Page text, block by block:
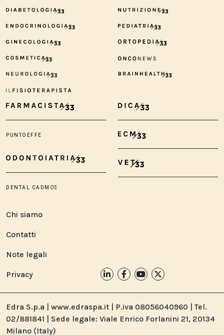
Chi siamo
Contatti
Note legali
Privacy
Edra S.p.a | www.edraspa.it | P.iva 08056040960 | Tel.
02/881841 | Sede legale: Viale Enrico Forlanini 21, 20134
Milano (Italy)